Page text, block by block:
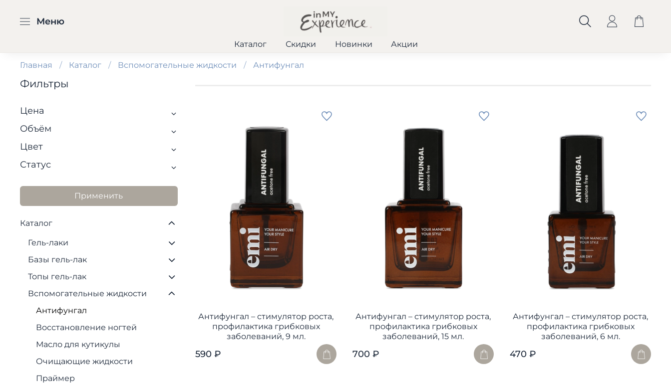
Меню
Каталог Скидки Новинки Акции
Главная Каталог Вспомогательные жидкости Антифунгал
Антифунгал – стимулятор роста,
профилактика грибковых
заболеваний, 9 мл.
590 ₽
Антифунгал – стимулятор роста,
профилактика грибковых
заболеваний, 15 мл.
700 ₽
Антифунгал – стимулятор роста,
профилактика грибковых
заболеваний, 6 мл.
470 ₽
Фильтры
Цена
Объём
Цвет
Статус
Применить
Каталог
Гель-лаки
Базы гель-лак
Топы гель-лак
Вспомогательные жидкости
Антифунгал
Восстановление ногтей
Масло для кутикулы
Очищающие жидкости
Праймер